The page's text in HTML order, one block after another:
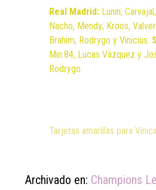
Real Madrid: Lunin;
Nacho, Mendy; Kroos,
Brahim; Rodrygo y Vinicius.
Min.84, Lucas Vázquez y
Rodrygo.
Tarjetas amarillas para
Archivado en: Champions